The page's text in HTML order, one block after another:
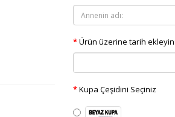
Ürün üzerine tarih
Kupa Çeşidini Seçiniz